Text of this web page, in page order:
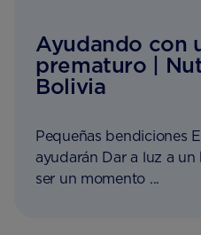
Ayudando con
prematuro |
Bolivia
Pequeñas bendiciones
ayudarán Dar a luz a
ser un momento ...